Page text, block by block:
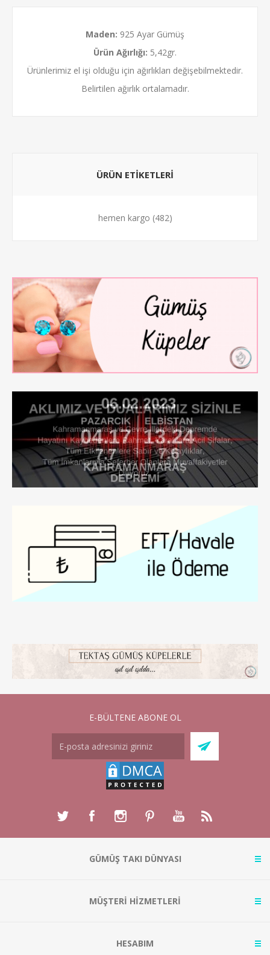
Maden: 925 Ayar Gümüş
Ürün Ağırlığı: 5,42gr.
Ürünlerimiz el işi olduğu için ağırlıkları değişebilmektedir.
Belirtilen ağırlık ortalamadır.
ÜRÜN ETİKETLERİ
hemen kargo (482)
E-BÜLTENE ABONE OL
GÜMÜŞ TAKI DÜNYASI
MÜŞTERİ HİZMETLERİ
HESABIM